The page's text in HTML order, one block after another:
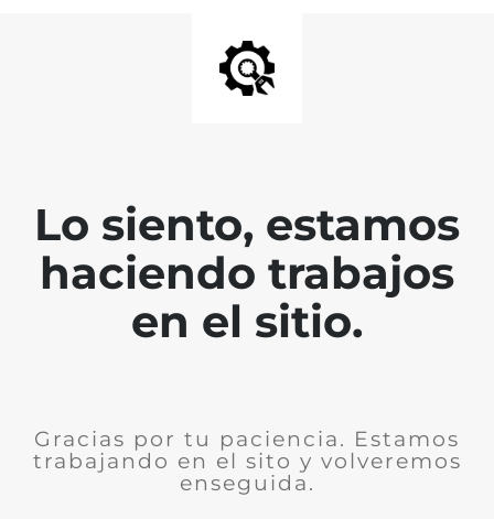
Lo siento, estamos
haciendo trabajos
en el sitio.
Gracias por tu paciencia. Estamos
trabajando en el sito y volveremos
enseguida.